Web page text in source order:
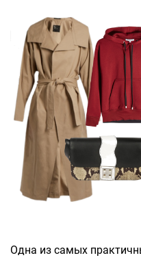
Одна из самых